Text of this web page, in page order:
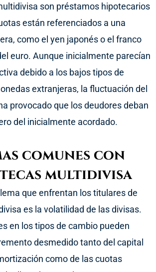
son préstamos hipotecarios
están referenciados a una
como el yen japonés o el franco
euro. Aunque inicialmente parecían
debido a los bajos tipos de
extranjeras, la fluctuación del
provocado que los deudores deban
del inicialmente acordado.
comunes con
multidivisa
que enfrentan los titulares de
es la volatilidad de las divisas.
en los tipos de cambio pueden
desmedido tanto del capital
como de las cuotas